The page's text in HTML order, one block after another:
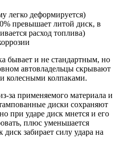
легко деформируется)
превышает литой диск, в
расход топлива)
бывает и не стандартным, но
автовладельцы скрывают
колесными колпаками.
за применяемого материала и
диски сохраняют
при ударе диск мнется и его
плюс уменьшается
диск забирает силу удара на